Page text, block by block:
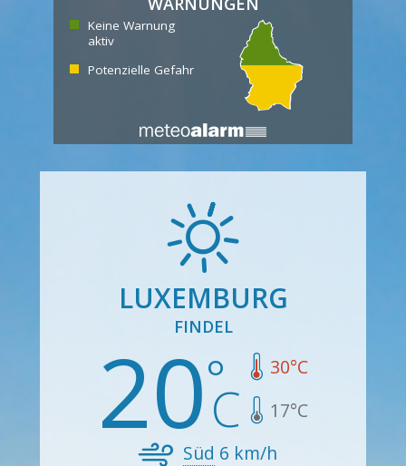
Keine Warnung
aktiv
Potenzielle Gefahr
LUXEMBURG
FINDEL
20 30°C
17°C
Süd 6 km/h